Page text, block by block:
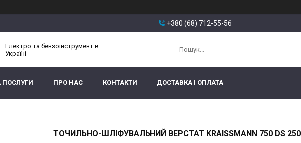
+380 (68) 712-55-56
Електро та бензоінструмент в
Україні
ПОСЛУГИ ПРО НАС КОНТАКТИ ДОСТАВКА І ОПЛАТА
ТОЧИЛЬНО-ШЛІФУВАЛЬНИЙ ВЕРСТАТ KRAISSMANN 750 DS 250